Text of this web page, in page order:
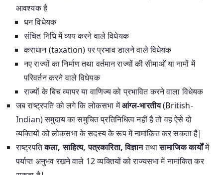
आवश्यक है
धन विधेयक
संचित निधि में व्यय करने वाले विधेयक
कराधान (taxation) पर प्रभाव डालने वाले विधेयक
नए राज्यों का निर्माण तथा वर्तमान राज्यों की सीमाओं या नामों में
परिवर्तन करने वाले विधेयक
राज्यों के बिच व्यापर या वाणिज्य को प्रभावित करने वाला विधेयक
जब राष्ट्रपति को लगे कि लोकसभा मेंआंग्ल-भारतीय(British-
Indian) समुदाय का समुचित प्रतिनिधित्व नहीं है तो वह ऐसे दो
व्यक्तियों को लोकसभा के सदस्य के रूप में नामांकित कर सकता है|
राष्ट्रपतिकला, साहित्य, पत्रकारिता, विज्ञानतथासामाजिक कार्योंमें
पर्याप्त अनुभव रखने वाले 12 व्यक्तियों को राज्यसभा में नामांकित कर